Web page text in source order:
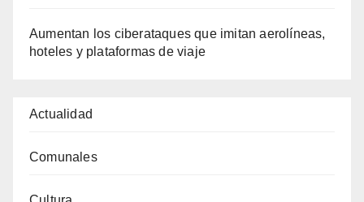
Aumentan los ciberataques que imitan aerolíneas,
hoteles y plataformas de viaje
Actualidad
Comunales